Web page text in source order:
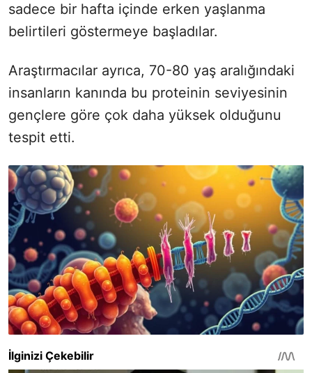
sadece bir hafta içinde erken yaşlanma
belirtileri göstermeye başladılar.
Araştırmacılar ayrıca, 70-80 yaş aralığındaki
insanların kanında bu proteinin seviyesinin
gençlere göre çok daha yüksek olduğunu
tespit etti.